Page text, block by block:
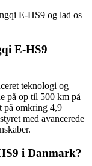
E-HS9 og lad os
E-HS9
teknologi og
på op til 500 km på
på omkring 4,9
med avancerede
i Danmark?